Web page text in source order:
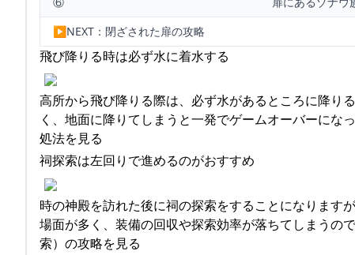
▶︎NEXT：閉ざされた扉の攻略
飛び降りる時は必ず水に着水する
高所から飛び降りる際は、必ず水があるところに降り
く、地面に降りてしまうと一発でゲームオーバーに
処法を見る
祠探索は左回りで進めるのがおすすめ
時の神殿を訪れた後に祠の探索をすることになります
場面が多く、装備の回収や探索効率が落ちてしまう
索）の攻略を見る
時の
神殿
内部